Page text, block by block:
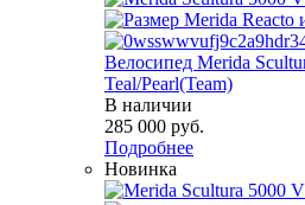
Велосипед Merida
Teal/Pearl(Team)
В наличии
285 000 руб.
Подробнее
Новинка